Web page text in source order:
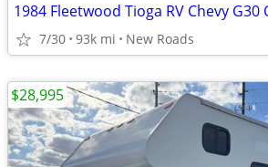
1984 Fleetwood Tioga RV Chevy G30
7/30 93k mi New Roads
$28,995